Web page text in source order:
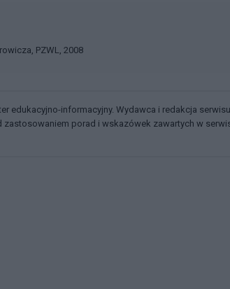
PZWL, 2008
edukacyjno-informacyjny. Wydawca i redakcja
porad i wskazówek zawartych w